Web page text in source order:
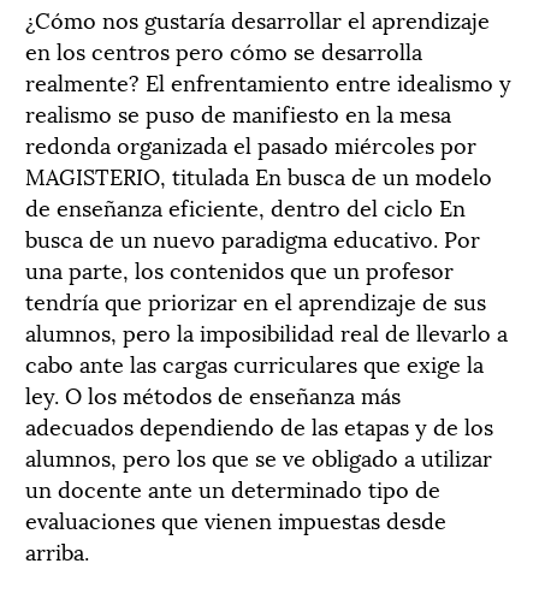
¿Cómo nos gustaría desarrollar el aprendizaje
en los centros pero cómo se desarrolla
realmente? El enfrentamiento entre idealismo y
realismo se puso de manifiesto en la mesa
redonda organizada el pasado miércoles por
MAGISTERIO, titulada En busca de un modelo
de enseñanza eficiente, dentro del ciclo En
busca de un nuevo paradigma educativo. Por
una parte, los contenidos que un profesor
tendría que priorizar en el aprendizaje de sus
alumnos, pero la imposibilidad real de llevarlo a
cabo ante las cargas curriculares que exige la
ley. O los métodos de enseñanza más
adecuados dependiendo de las etapas y de los
alumnos, pero los que se ve obligado a utilizar
un docente ante un determinado tipo de
evaluaciones que vienen impuestas desde
arriba.